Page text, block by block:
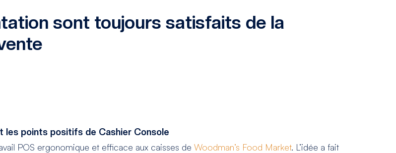
sont toujours satisfaits de la
les points positifs de Cashier Console
POS ergonomique et efficace aux caisses de Woodman’s Food Market. L’idée a fait